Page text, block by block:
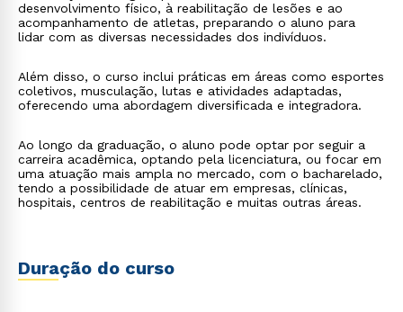
desenvolvimento físico, à reabilitação de lesões e ao
acompanhamento de atletas, preparando o aluno para
lidar com as diversas necessidades dos indivíduos.
Além disso, o curso inclui práticas em áreas como esportes
coletivos, musculação, lutas e atividades adaptadas,
oferecendo uma abordagem diversificada e integradora.
Ao longo da graduação, o aluno pode optar por seguir a
carreira acadêmica, optando pela licenciatura, ou focar em
uma atuação mais ampla no mercado, com o bacharelado,
tendo a possibilidade de atuar em empresas, clínicas,
hospitais, centros de reabilitação e muitas outras áreas.
Duração do curso